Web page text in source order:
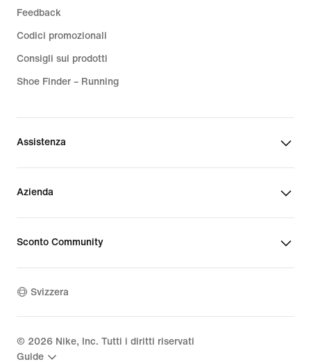
Feedback
Codici promozionali
Consigli sui prodotti
Shoe Finder – Running
Assistenza
Azienda
Sconto Community
Svizzera
© 2026 Nike, Inc. Tutti i diritti riservati
Guide